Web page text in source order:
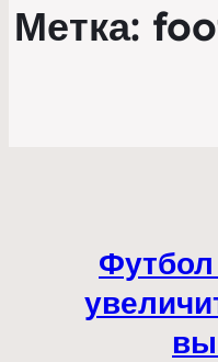
Метка:
Футбол